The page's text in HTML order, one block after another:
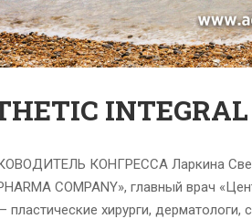
INTEGRAL
КОНГРЕССА Ларкина
PHARMA COMPANY», главный врач
пластические хирурги,